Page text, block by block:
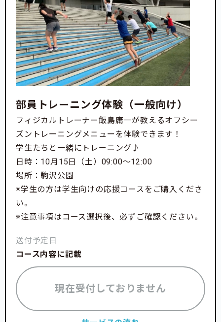
部員トレーニング体験（一般向け）
フィジカルトレーナー飯島庸一が教えるオフシー
ズントレーニングメニューを体験できます！
学生たちと一緒にトレーニング♪
日時：10月15日（土）09:00〜12:00
場所：駒沢公園
※学生の方は学生向けの応援コースをご購入くださ
い。
※注意事項はコース選択後、必ずご確認ください。
送付予定日
コース内容に記載
現在受付しておりません